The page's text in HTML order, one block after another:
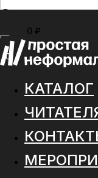
0 ₽
МЕНЮ
0
КАТАЛОГ